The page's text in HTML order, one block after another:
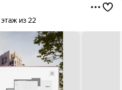
этаж из 22